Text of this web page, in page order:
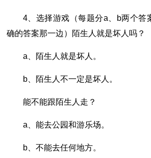
4、选择游戏（每题分a、b两个答
确的答案那一边）陌生人就是坏人吗？
a、陌生人就是坏人。
b、陌生人不一定是坏人。
能不能跟陌生人走？
a、能去公园和游乐场。
b、不能去任何地方。